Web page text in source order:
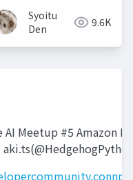
Syoitu
Den
9.6K
AI Meetup #5 Amazon